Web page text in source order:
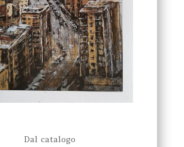
Dal catalogo